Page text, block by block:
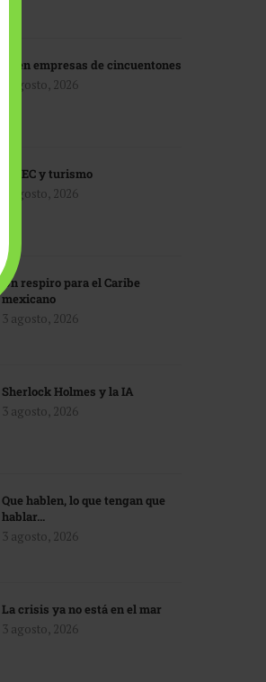
IA en empresas de cincuentones
3 agosto, 2026
TMEC y turismo
3 agosto, 2026
Un respiro para el Caribe
mexicano
3 agosto, 2026
Sherlock Holmes y la IA
3 agosto, 2026
Que hablen, lo que tengan que
hablar…
3 agosto, 2026
La crisis ya no está en el mar
3 agosto, 2026